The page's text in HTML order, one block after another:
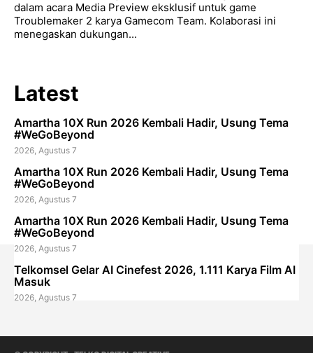
dalam acara Media Preview eksklusif untuk game
Troublemaker 2 karya Gamecom Team. Kolaborasi ini
menegaskan dukungan...
Latest
Amartha 10X Run 2026 Kembali Hadir, Usung Tema
#WeGoBeyond
2026, Agustus 7
Amartha 10X Run 2026 Kembali Hadir, Usung Tema
#WeGoBeyond
2026, Agustus 7
Amartha 10X Run 2026 Kembali Hadir, Usung Tema
#WeGoBeyond
2026, Agustus 7
Telkomsel Gelar AI Cinefest 2026, 1.111 Karya Film AI
Masuk
2026, Agustus 7